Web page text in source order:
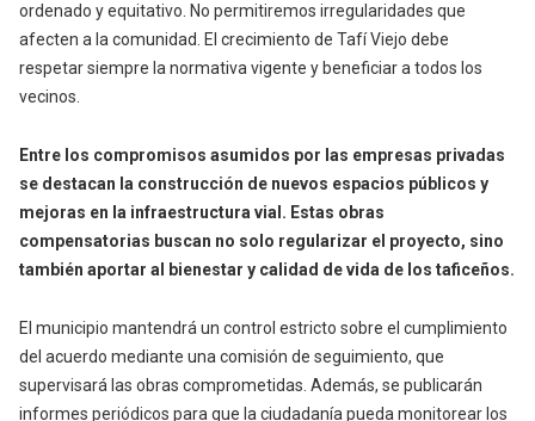
ordenado y equitativo. No permitiremos irregularidades que
afecten a la comunidad. El crecimiento de Tafí Viejo debe
respetar siempre la normativa vigente y beneficiar a todos los
vecinos.
Entre los compromisos asumidos por las empresas privadas
se destacan la construcción de nuevos espacios públicos y
mejoras en la infraestructura vial. Estas obras
compensatorias buscan no solo regularizar el proyecto, sino
también aportar al bienestar y calidad de vida de los taficeños.
El municipio mantendrá un control estricto sobre el cumplimiento
del acuerdo mediante una comisión de seguimiento, que
supervisará las obras comprometidas. Además, se publicarán
informes periódicos para que la ciudadanía pueda monitorear los